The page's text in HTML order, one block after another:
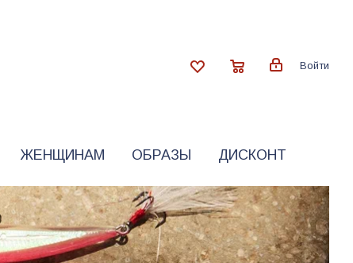
Войти
ЖЕНЩИНАМ ОБРАЗЫ ДИСКОНТ